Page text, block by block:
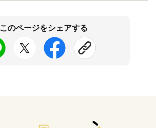
このページをシェアする